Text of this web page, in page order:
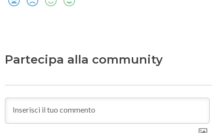
Partecipa alla community